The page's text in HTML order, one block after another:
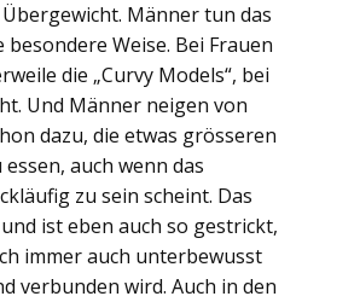
Männer tun das
Weise. Bei Frauen
die „Curvy Models“, bei
Und Männer neigen von
dazu, die etwas grösseren
auch wenn das
zu sein scheint. Das
ist eben auch so gestrickt,
immer auch unterbewusst
verbunden wird. Auch in den